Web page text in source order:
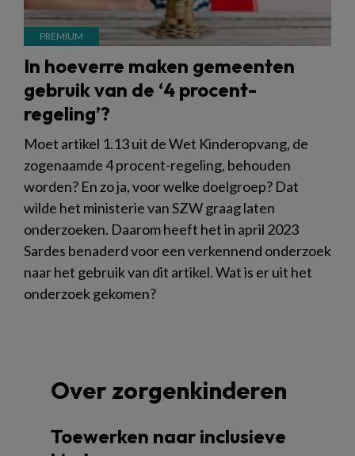
In hoeverre maken gemeenten
gebruik van de ‘4 procent-
regeling’?
Moet artikel 1.13 uit de Wet Kinderopvang, de
zogenaamde 4 procent-regeling, behouden
worden? En zo ja, voor welke doelgroep? Dat
wilde het ministerie van SZW graag laten
onderzoeken. Daarom heeft het in april 2023
Sardes benaderd voor een verkennend onderzoek
naar het gebruik van dit artikel. Wat is er uit het
onderzoek gekomen?
Over zorgenkinderen
Toewerken naar inclusieve